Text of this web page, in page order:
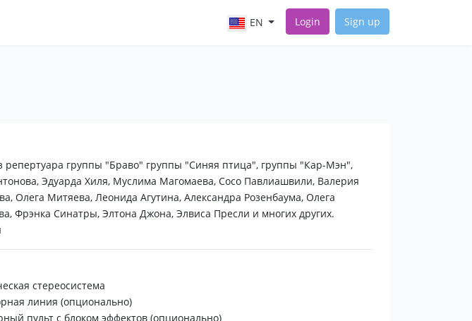
EN Login Sign up
репертуара группы "Браво" группы "Синяя птица", группы "Кар-Мэн",
Эдуарда Хиля, Муслима Магомаева, Сосо Павлиашвили, Валерия
Олега Митяева, Леонида Агутина, Александра Розенбаума, Олега
Фрэнка Синатры, Элтона Джона, Элвиса Пресли и многих других.
стереосистема
линия (опционально)
пульт с блоком эффектов (опционально)